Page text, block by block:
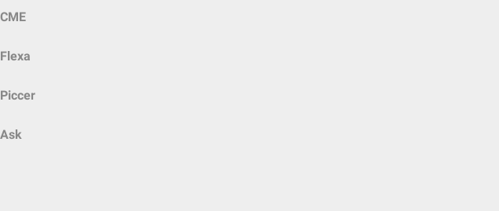
CME
Flexa
Piccer
Ask